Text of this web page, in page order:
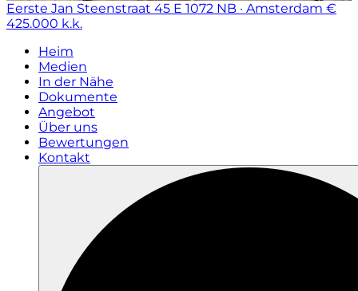
Eerste Jan Steenstraat 45 E 1072 NB · Amsterdam €
425.000 k.k.
Heim
Medien
In der Nähe
Dokumente
Angebot
Über uns
Bewertungen
Kontakt